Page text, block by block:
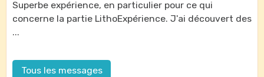
Superbe expérience, en particulier pour ce qui
concerne la partie LithoExpérience. J'ai découvert des
...
Tous les messages